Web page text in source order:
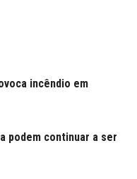
incêndio em
podem continuar a ser